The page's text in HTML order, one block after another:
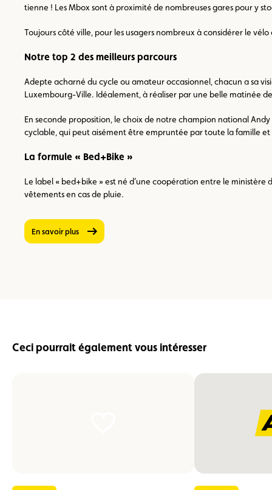
tienne ! Les Mbox sont à proximité de nombreuses gares pour y
Toujours côté ville, pour les usagers nombreux à considérer le
Notre top 2 des meilleurs parcours
Adepte acharné du cycle ou amateur occasionnel, chacun a sa
Luxembourg-Ville. Idéalement, à réaliser par une belle matinée
En seconde proposition, le choix de notre champion national
cyclable, qui peut aisément être empruntée par toute la famille
La formule « Bed+Bike »
Le label « bed+bike » est né d’une coopération entre le
vêtements en cas de pluie.
En savoir plus
Ceci pourrait également vous intéresser